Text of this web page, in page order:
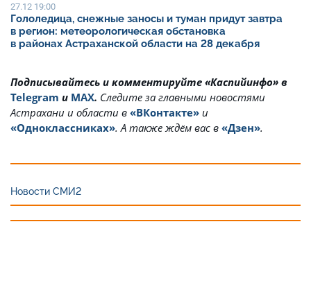
27.12 19:00
Гололедица, снежные заносы и туман придут завтра
в регион: метеорологическая обстановка
в районах Астраханской области на 28 декабря
Подписывайтесь и комментируйте «Каспийинфо» в
Telegram и MAX. Cледите за главными новостями
Астрахани и области в «ВКонтакте» и
«Одноклассниках». А также ждём вас в «Дзен».
Новости СМИ2